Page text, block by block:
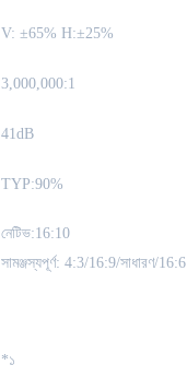
V: ±65% H:±25%
3,000,000:1
41dB
TYP:90%
নেটিভ:16:10
সামঞ্জস্যপূর্ণ: 4:3/16:9/সাধারণ/16:6
*১